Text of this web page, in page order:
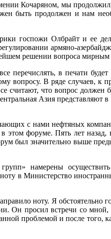
Кочаряном, мы
быть продолжен и нам
госпожи Ол­брайт и ее
армяно-
решении вопроса мирным
перечислять, в печа­ти
В ряде случаев, к
счи­тают, что вопрос
Азия
с нами нефтя­ных
этом форуме. Пять лет
был значительно выше
намерены
в Министерст­во
ноту. Я обсто­ятельно
просил встречи со мной,
проб­лемой и после